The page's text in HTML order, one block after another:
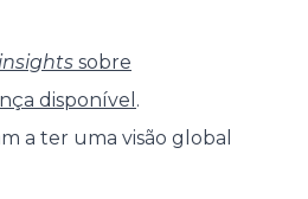
sobre
disponível .
a ter uma visão global